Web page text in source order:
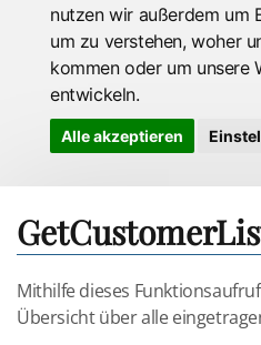
nutzen wir außerdem um
um zu verstehen, woher
kommen oder um unsere
entwickeln.
Alle akzeptieren
Mithilfe dieses
Übersicht über alle